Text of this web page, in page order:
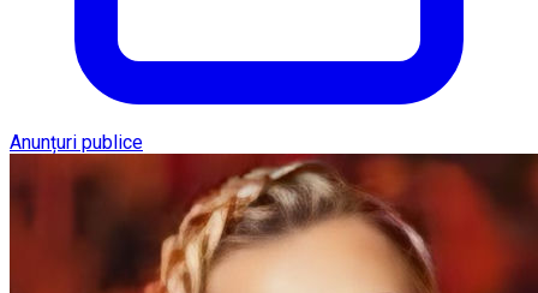
Anunțuri publice